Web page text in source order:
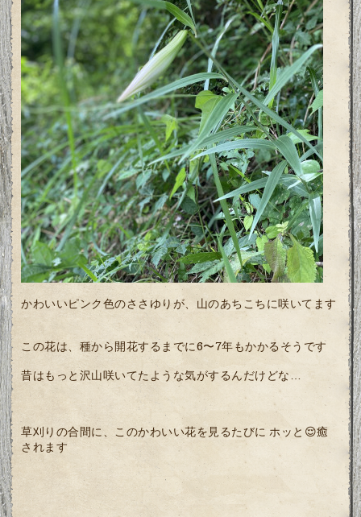
かわいいピンク色のささゆりが、山のあちこちに咲いてます
この花は、種から開花するまでに6〜7年もかかるそうです
昔はもっと沢山咲いてたような気がするんだけどな…
草刈りの合間に、このかわいい花を見るたびに ホッと😌癒
されます